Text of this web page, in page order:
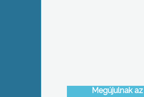
Megújulnak